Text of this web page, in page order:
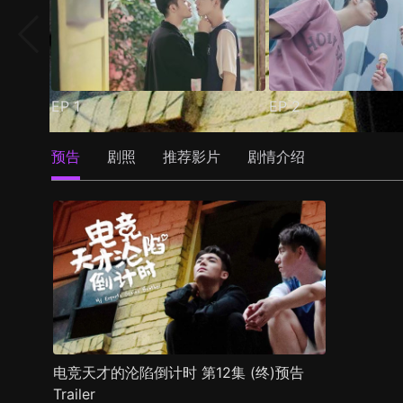
EP1 EP2
预告 剧照 推荐影片 剧情介绍
电竞天才的沦陷倒计时 第12集 (终)预告
Trailer